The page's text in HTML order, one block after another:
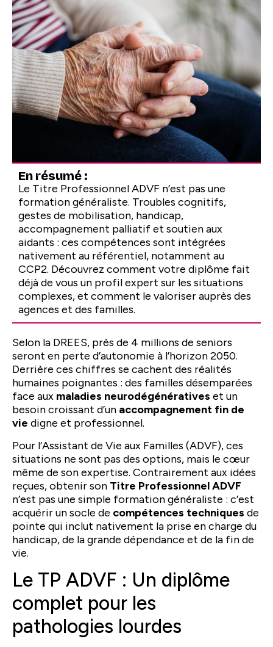
En résumé :
Le Titre Professionnel ADVF n’est pas une
formation généraliste. Troubles cognitifs,
gestes de mobilisation, handicap,
accompagnement palliatif et soutien aux
aidants : ces compétences sont intégrées
nativement au référentiel, notamment au
CCP2. Découvrez comment votre diplôme fait
déjà de vous un profil expert sur les situations
complexes, et comment le valoriser auprès des
agences et des familles.
Selon la DREES, près de 4 millions de seniors
seront en perte d’autonomie à l’horizon 2050.
Derrière ces chiffres se cachent des réalités
humaines poignantes : des familles désemparées
face aux maladies neurodégénératives et un
besoin croissant d’un accompagnement fin de
vie digne et professionnel.
Pour l’Assistant de Vie aux Familles (ADVF), ces
situations ne sont pas des options, mais le cœur
même de son expertise. Contrairement aux idées
reçues, obtenir son Titre Professionnel ADVF
n’est pas une simple formation généraliste : c’est
acquérir un socle de compétences techniques de
pointe qui inclut nativement la prise en charge du
handicap, de la grande dépendance et de la fin de
vie.
Le TP ADVF : Un diplôme
complet pour les
pathologies lourdes